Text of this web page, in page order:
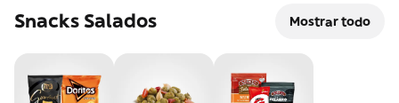
Snacks Salados Mostrar todo